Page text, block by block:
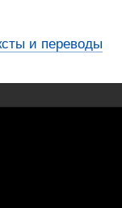
и переводы